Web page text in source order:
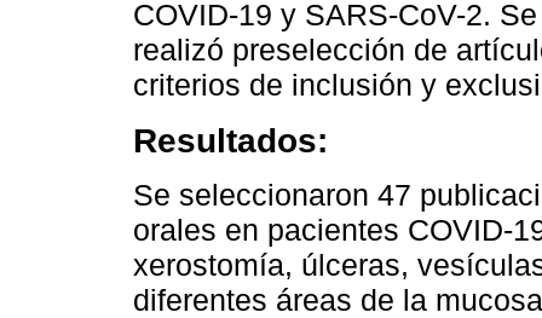
COVID-19 y SARS-CoV-2.
realizó preselección de
criterios de inclusión y
Resultados:
Se seleccionaron 47
orales en pacientes COVID-
xerostomía, úlceras,
diferentes áreas de la